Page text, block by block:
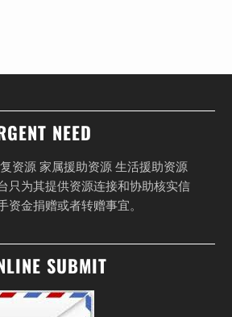
NEED
资源 家属援助资源 生活援助资源
只为其提供资源连接和协助核实信
资金捐赠或者转赠事宜。
SUBMIT